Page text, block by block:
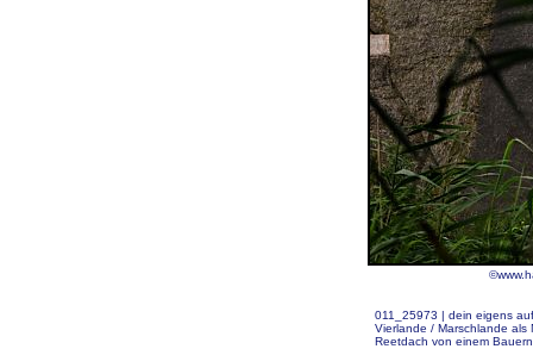
011_25973 | dein eigens
Vierlande / Marschlande als
Reetdach von einem